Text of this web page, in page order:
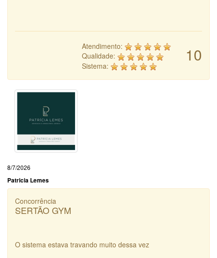
10
Atendimento:
Qualidade:
Sistema:
8/7/2026
Patricia Lemes
Concorrência
SERTÃO GYM
O sistema estava travando muito dessa vez